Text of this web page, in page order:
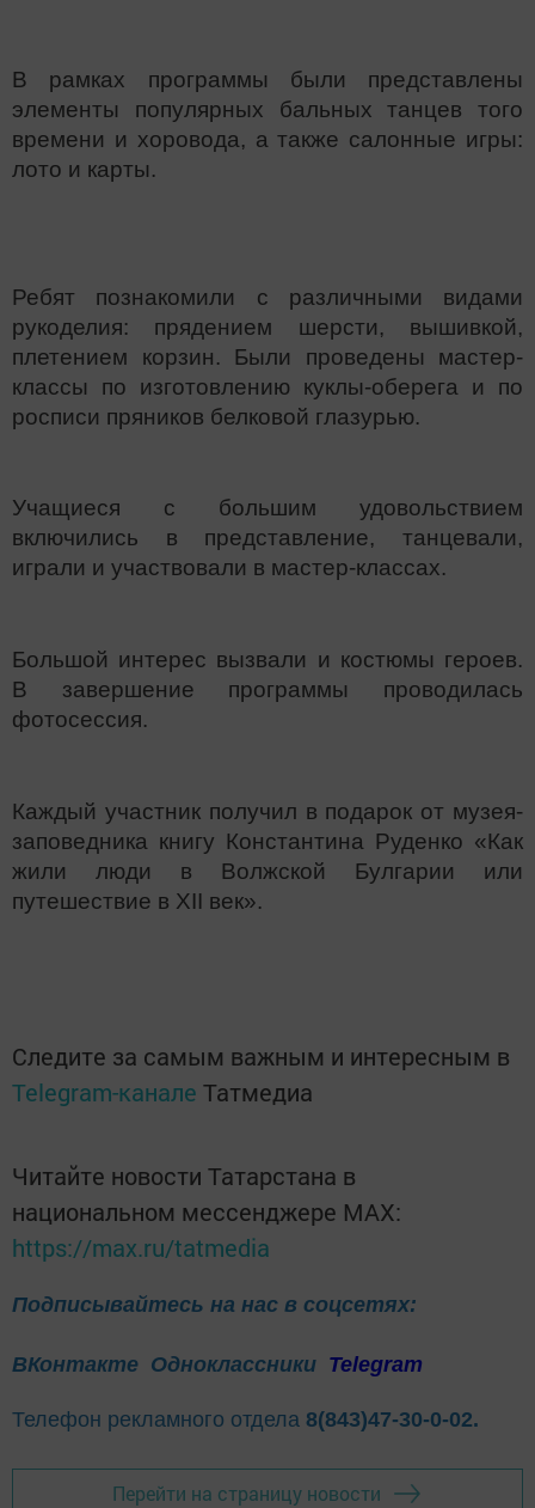
В рамках программы были представлены
элементы популярных бальных танцев того
времени и хоровода, а также салонные игры:
лото и карты.
Ребят познакомили с различными видами
рукоделия: прядением шерсти, вышивкой,
плетением корзин. Были проведены мастер-
классы по изготовлению куклы-оберега и по
росписи пряников белковой глазурью.
Учащиеся с большим удовольствием
включились в представление, танцевали,
играли и участвовали в мастер-классах.
Большой интерес вызвали и костюмы героев.
В завершение программы проводилась
фотосессия.
Каждый участник получил в подарок от музея-
заповедника книгу Константина Руденко «Как
жили люди в Волжской Булгарии или
путешествие в XII век».
Следите за самым важным и интересным в
Telegram-канале Татмедиа
Читайте новости Татарстана в
национальном мессенджере MАХ:
https://max.ru/tatmedia
Подписывайтесь на нас в соцсетях:
ВКонтакте Одноклассники Telegram
Телефон рекламного отдела 8(843)47-30-0-02.
Перейти на страницу новости